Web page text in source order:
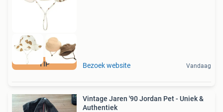
TIP Bezoek website Vandaag
Vintage Jaren '90 Jordan Pet - Uniek &
Authentiek